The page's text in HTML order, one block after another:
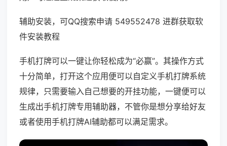
辅助安装，可QQ搜索申请 549552478 进群获取软
件安装教程
手机打牌可以一键让你轻松成为“必赢”。其操作方式
十分简单，打开这个应用便可以自定义手机打牌系统
规律，只需要输入自己想要的开挂功能，一键便可以
生成出手机打牌专用辅助器，不管你是想分享给好友
或者使用手机打牌AI辅助都可以满足需求。